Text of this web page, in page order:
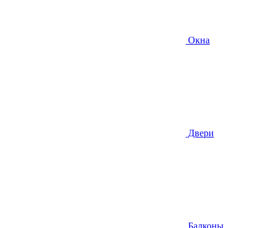
Окна
Двери
Балконы